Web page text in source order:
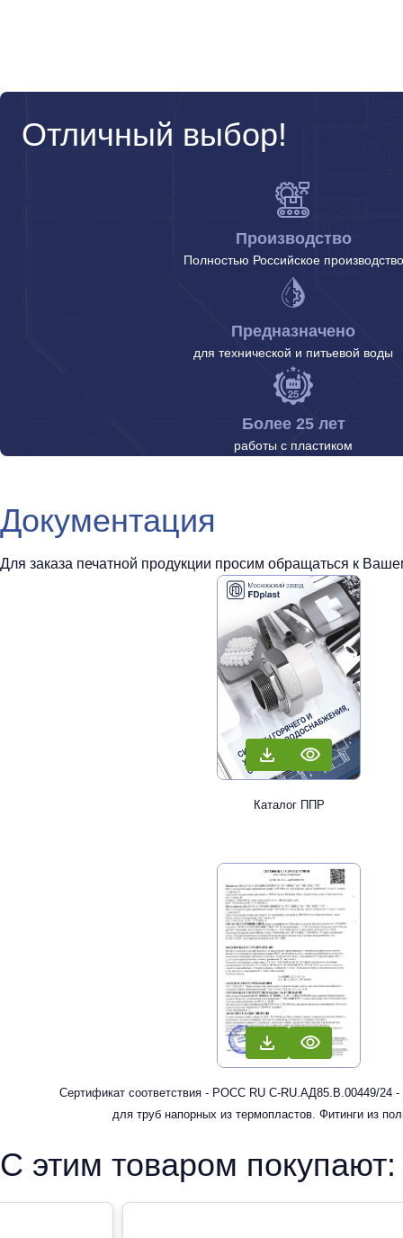
Отличный выбор!
Производство
Полностью Российское производство
Предназначено
для технической и питьевой воды
Более 25 лет
работы с пластиком
Документация
Для заказа печатной продукции просим обращаться к
Каталог ППР
Сертификат соответствия - РОСС RU С-RU.АД85.В.00449/24
для труб напорных из термопластов. Фитинги из
отопления
С этим товаром покупают: